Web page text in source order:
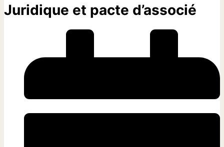
Juridique et pacte d’associé